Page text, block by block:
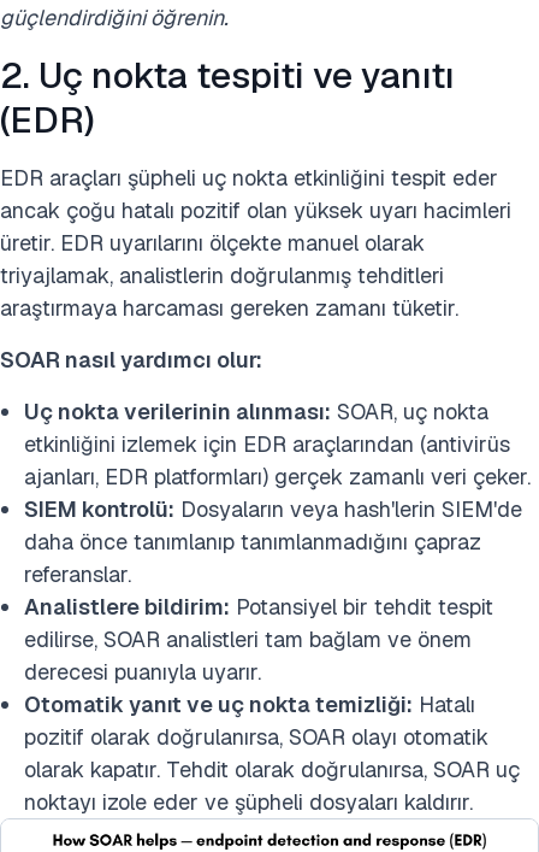
güçlendirdiğini öğrenin.
2. Uç nokta tespiti ve yanıtı
(EDR)
EDR araçları şüpheli uç nokta etkinliğini tespit eder
ancak çoğu hatalı pozitif olan yüksek uyarı hacimleri
üretir. EDR uyarılarını ölçekte manuel olarak
triyajlamak, analistlerin doğrulanmış tehditleri
araştırmaya harcaması gereken zamanı tüketir.
SOAR nasıl yardımcı olur:
Uç nokta verilerinin alınması: SOAR, uç nokta
etkinliğini izlemek için EDR araçlarından (antivirüs
ajanları, EDR platformları) gerçek zamanlı veri çeker.
SIEM kontrolü: Dosyaların veya hash'lerin SIEM'de
daha önce tanımlanıp tanımlanmadığını çapraz
referanslar.
Analistlere bildirim: Potansiyel bir tehdit tespit
edilirse, SOAR analistleri tam bağlam ve önem
derecesi puanıyla uyarır.
Otomatik yanıt ve uç nokta temizliği: Hatalı
pozitif olarak doğrulanırsa, SOAR olayı otomatik
olarak kapatır. Tehdit olarak doğrulanırsa, SOAR uç
noktayı izole eder ve şüpheli dosyaları kaldırır.